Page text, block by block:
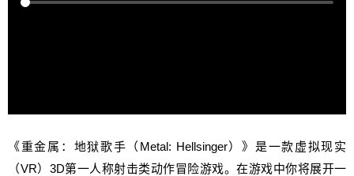
《重金属：地狱歌手（Metal: Hellsinger）》是一款虚拟现实
（VR）3D第一人称射击类动作冒险游戏。在游戏中你将展开一